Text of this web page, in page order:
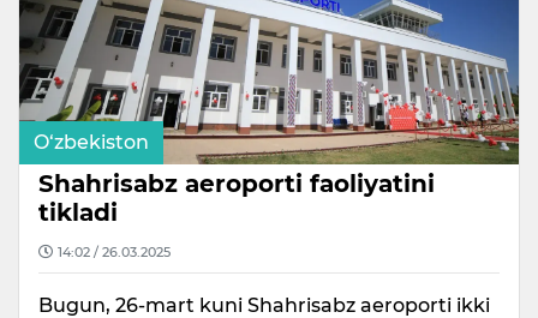
O‘zbekiston
Shahrisabz aeroporti faoliyatini
tikladi
14:02 / 26.03.2025
Bugun, 26-mart kuni Shahrisabz aeroporti ikki